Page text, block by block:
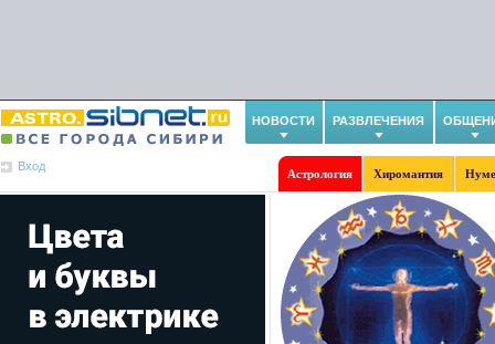
НОВОСТИ РАЗВЛЕЧЕНИЯ
Вход
Астрология Хиромантия